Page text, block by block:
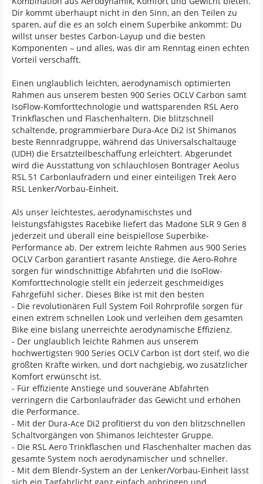
Dir kommt überhaupt nicht in den Sinn, an den Teilen zu
sparen, auf die es an solch einem Superbike ankommt: Du
willst unser bestes Carbon-Layup und die besten
Komponenten – und alles, was dir am Renntag einen echten
Vorteil verschafft.
Einen unglaublich leichten, aerodynamisch optimierten
Rahmen aus unserem besten 900 Series OCLV Carbon samt
IsoFlow-Komforttechnologie und wattsparenden RSL Aero
Trinkflaschen und Flaschenhaltern. Die blitzschnell
schaltende, programmierbare Dura-Ace Di2 ist Shimanos
beste Rennradgruppe, während das Universalschaltauge
(UDH) die Ersatzteilbeschaffung erleichtert. Abgerundet
wird die Ausstattung von schlauchlosen Bontrager Aeolus
RSL 51 Carbonlaufrädern und einer einteiligen Trek Aero
RSL Lenker/Vorbau-Einheit.
Als unser leichtestes, aerodynamischstes und
leistungsfähigstes Racebike liefert das Madone SLR 9 Gen 8
jederzeit und überall eine beispiellose Superbike-
Performance ab. Der extrem leichte Rahmen aus 900 Series
OCLV Carbon garantiert rasante Anstiege, die Aero-Rohre
sorgen für windschnittige Abfahrten und die IsoFlow-
Komforttechnologie stellt ein jederzeit geschmeidiges
Fahrgefühl sicher. Dieses Bike ist mit den besten
- Die revolutionären Full System Foil Rohrprofile sorgen für
einen extrem schnellen Look und verleihen dem gesamten
Bike eine bislang unerreichte aerodynamische Effizienz.
- Der unglaublich leichte Rahmen aus unserem
hochwertigsten 900 Series OCLV Carbon ist dort steif, wo die
größten Kräfte wirken, und dort nachgiebig, wo zusätzlicher
Komfort erwünscht ist.
- Für effiziente Anstiege und souveräne Abfahrten
verringern die Carbonlaufräder das Gewicht und erhöhen
die Performance.
- Mit der Dura-Ace Di2 profitierst du von den blitzschnellen
Schaltvorgängen von Shimanos leichtester Gruppe.
- Die RSL Aero Trinkflaschen und Flaschenhalter machen das
gesamte System noch aerodynamischer und schneller.
- Mit dem Blendr-System an der Lenker/Vorbau-Einheit lässt